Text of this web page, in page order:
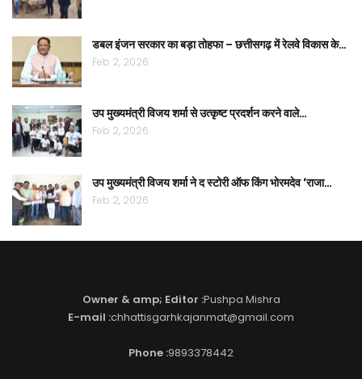
डबल इंजन सरकार का बड़ा तोहफा – छत्तीसगढ़ में रेलवे विकास के…
Feb 2, 2026
उप मुख्यमंत्री विजय शर्मा से उत्कृष्ट प्रदर्शन करने वाले…
Feb 2, 2026
उप मुख्यमंत्री विजय शर्मा ने द स्टोरी ऑफ किंग भोरमदेव ‘राजा…
Feb 2, 2026
Owner & amp; Editor :Pushpa Mishra
E-mail :chhattisgarhkajanmat@gmail.com
Phone :9893378442